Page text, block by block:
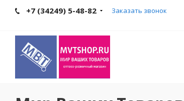
+7 (34249) 5-48-82 Заказать звонок